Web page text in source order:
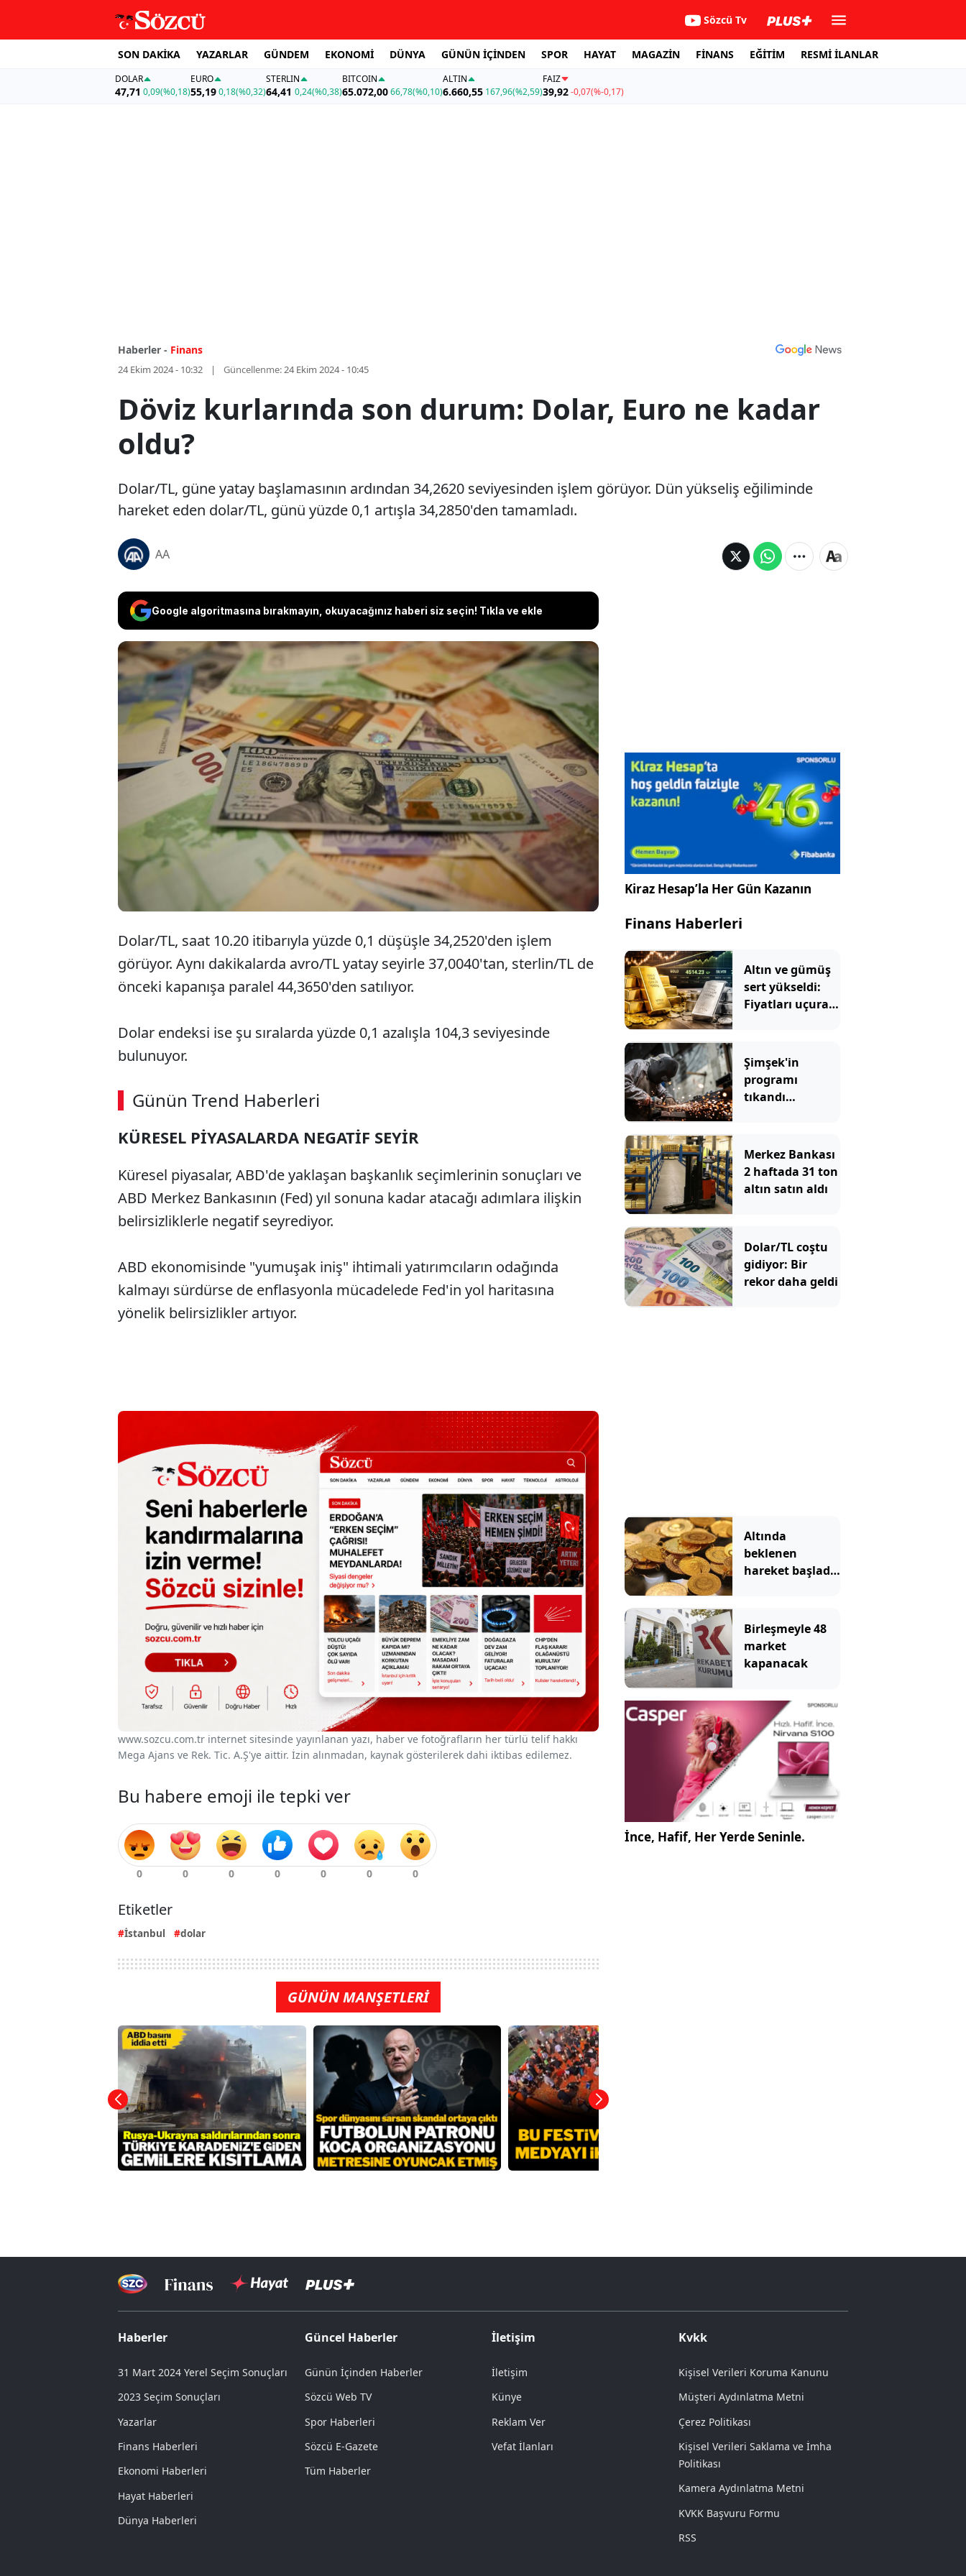
Sözcü Tv
SON DAKİKA YAZARLAR GÜNDEM EKONOMİ DÜNYA GÜNÜN İÇİNDEN SPOR HAYAT MAGAZİN FİNANS EĞİTİM RESMİ İLANLAR
DOLAR
47,71 0,09(%0,18)
EURO
55,19 0,18(%0,32)
STERLIN
64,41 0,24(%0,38)
BITCOIN
65.072,0066,78(%0,10)
ALTIN
6.660,55 167,96(%2,59)
FAİZ
39,92-0,07(%-0,17)
Haberler - Finans
24 Ekim 2024 - 10:32 Güncellenme:24 Ekim 2024 - 10:45
Döviz kurlarında son durum: Dolar, Euro ne kadar
oldu?
Dolar/TL, güne yatay başlamasının ardından 34,2620 seviyesinden işlem görüyor. Dün yükseliş eğiliminde
hareket eden dolar/TL, günü yüzde 0,1 artışla 34,2850'den tamamladı.
AA
Google algoritmasına bırakmayın, okuyacağınız haberi siz seçin! Tıkla ve ekle
Dolar/TL, güne yatay başlamasının ardından 34,2620
seviyesinden işlem görüyor. Dün yükseliş eğiliminde
hareket eden dolar/TL, günü yüzde 0,1 artışla 34,2850'den
tamamladı.
Dolar/TL, saat 10.20 itibarıyla yüzde 0,1 düşüşle 34,2520'den işlem
görüyor. Aynı dakikalarda avro/TL yatay seyirle 37,0040'tan, sterlin/TL de
önceki kapanışa paralel 44,3650'den satılıyor.
Dolar endeksi ise şu sıralarda yüzde 0,1 azalışla 104,3 seviyesinde
bulunuyor.
Günün Trend Haberleri
KÜRESEL PİYASALARDA NEGATİF SEYİR
Küresel piyasalar, ABD'de yaklaşan başkanlık seçimlerinin sonuçları ve
ABD Merkez Bankasının (Fed) yıl sonuna kadar atacağı adımlara ilişkin
belirsizliklerle negatif seyrediyor.
ABD ekonomisinde "yumuşak iniş" ihtimali yatırımcıların odağında
kalmayı sürdürse de enflasyonla mücadelede Fed'in yol haritasına
yönelik belirsizlikler artıyor.
www.sozcu.com.tr internet sitesinde yayınlanan yazı, haber ve fotoğrafların her türlü telif hakkı
Mega Ajans ve Rek. Tic. A.Ş'ye aittir. İzin alınmadan, kaynak gösterilerek dahi iktibas edilemez.
Bu habere emoji ile tepki ver
Etiketler
İstanbul dolar
GÜNÜN MANŞETLERİ
Kiraz Hesap’la Her Gün Kazanın
Finans Haberleri
Altın ve gümüş
sert yükseldi:
Fiyatları uçuran
Şimşek'in
programı
tıkandı
Merkez Bankası
2 haftada 31 ton
altın satın aldı
Dolar/TL coştu
gidiyor: Bir
rekor daha geldi
Altında
beklenen
hareket başladı!
Birleşmeyle 48
market
kapanacak
İnce, Hafif, Her Yerde Seninle.
Haberler
31 Mart 2024 Yerel Seçim Sonuçları
2023 Seçim Sonuçları
Yazarlar
Finans Haberleri
Ekonomi Haberleri
Hayat Haberleri
Dünya Haberleri
Güncel Haberler
Günün İçinden Haberler
Sözcü Web TV
Spor Haberleri
Sözcü E-Gazete
Tüm Haberler
İletişim
İletişim
Künye
Reklam Ver
Vefat İlanları
Kvkk
Kişisel Verileri Koruma Kanunu
Müşteri Aydınlatma Metni
Çerez Politikası
Kişisel Verileri Saklama ve İmha
Politikası
Kamera Aydınlatma Metni
KVKK Başvuru Formu
RSS